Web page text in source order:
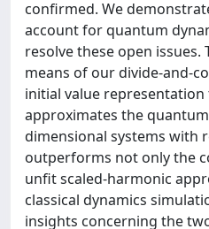
confirmed. We
account for quantum
resolve these open issues.
means of our divide-and-
initial value
approximates the
dimensional systems with
outperforms not only the
unfit scaled-harmonic
classical dynamics
insights concerning the